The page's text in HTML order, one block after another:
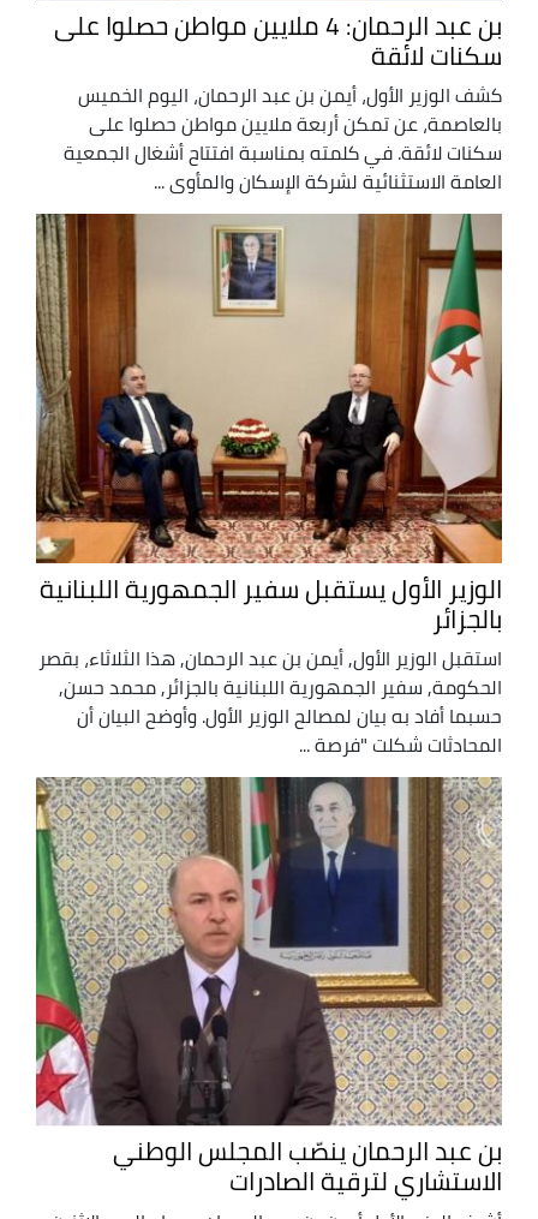
بن عبد الرحمان: 4 ملايين مواطن حصلوا على
سكنات لائقة
كشف الوزير الأول، أيمن بن عبد الرحمان، اليوم الخميس
بالعاصمة، عن تمكن أربعة ملايين مواطن حصلوا على
سكنات لائقة. في كلمته بمناسبة افتتاح أشغال الجمعية
العامة الاستثنائية لشركة الإسكان والمأوى ...
الوزير الأول يستقبل سفير الجمهورية اللبنانية
بالجزائر
استقبل الوزير الأول, أيمن بن عبد الرحمان, هذا الثلاثاء، بقصر
الحكومة, سفير الجمهورية اللبنانية بالجزائر, محمد حسن,
حسبما أفاد به بيان لمصالح الوزير الأول. وأوضح البيان أن
المحادثات شكلت "فرصة ...
بن عبد الرحمان ينصّب المجلس الوطني
الاستشاري لترقية الصادرات